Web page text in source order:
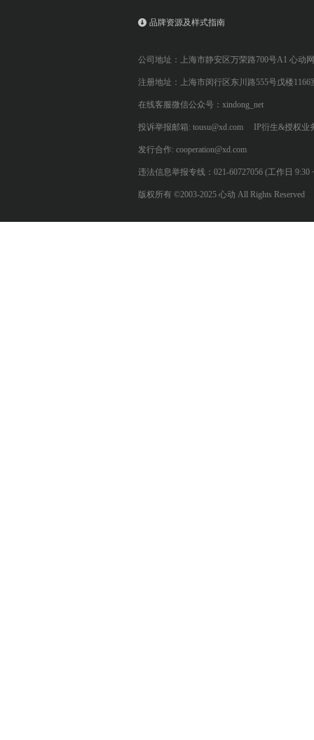
品牌资源及样式指南
公司地址：上海市静安区万荣路700号A1 心动
注册地址：上海市闵行区东川路555号戊楼1166
在线客服微信公众号：xindong_net
投诉举报邮箱: tousu@xd.com IP衍生&授权业
发行合作: cooperation@xd.com
违法信息举报专线：021-60727056 (工作日 9:30
版权所有 ©2003-2025 心动 All Rights Reserved